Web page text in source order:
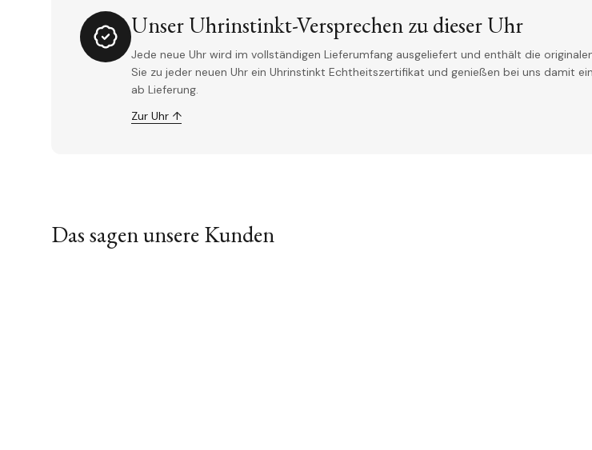
Unser Uhrinstinkt-Versprechen zu dieser Uhr
Jede neue Uhr wird im vollständigen Lieferumfang ausgeliefert und enthält die
Sie zu jeder neuen Uhr ein Uhrinstinkt Echtheitszertifikat und genießen bei uns damit
ab Lieferung.
Zur Uhr ↑
Das sagen unsere Kunden